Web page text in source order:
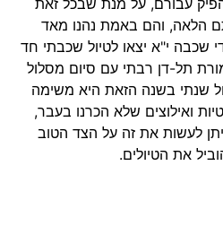
עבורם, על מנת שבכל זאת
הלאה, והם באמת נהנו מאד
שכבה י"א יצאו לטיול שכבתי חד
תל-דן רבתי עם סיום מסלול
שנתי בשנה הזאת היא משימה
ואילוצים שלא הכרנו בעבר,
לעשות את זה על הצד הטוב
את הטיולים.